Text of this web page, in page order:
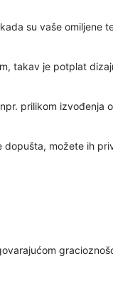
su vaše omiljene
takav je potplat
prilikom izvođenja
možete ih